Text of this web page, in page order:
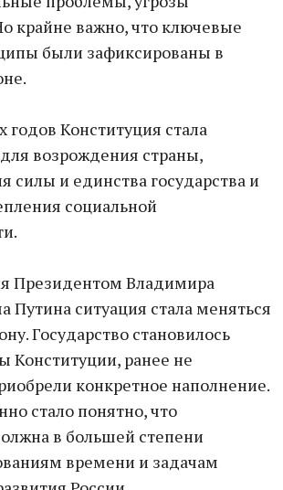
крайне важно, что ключевые
были зафиксированы в
годов Конституция стала
возрождения страны,
силы и единства государства и
социальной
Президентом Владимира
Путина ситуация стала меняться
Государство становилось
Конституции, ранее не
конкретное наполнение.
стало понятно, что
в большей степени
времени и задачам